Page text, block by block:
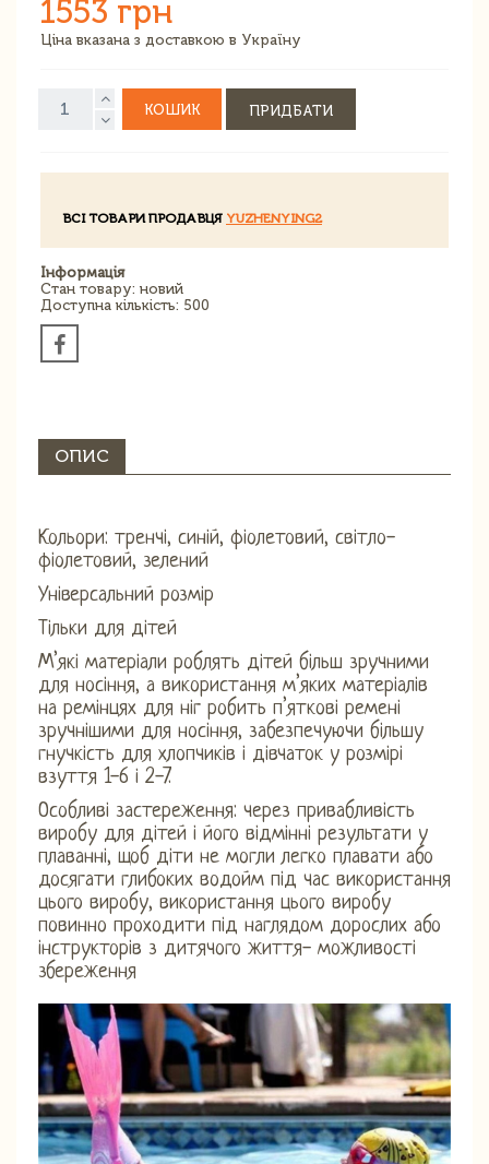
1553 грн
Ціна вказана з доставкою в Україну
КОШИК ПРИДБАТИ
ВСІ ТОВАРИ ПРОДАВЦЯ YUZHENYING2
Інформація
Стан товару: новий
Доступна кількість: 500
ОПИС
Кольори: тренчі, синій, фіолетовий, світло-
фіолетовий, зелений
Універсальний розмір
Тільки для дітей
М’які матеріали роблять дітей більш зручними
для носіння, а використання м’яких матеріалів
на ремінцях для ніг робить п’яткові ремені
зручнішими для носіння, забезпечуючи більшу
гнучкість для хлопчиків і дівчаток у розмірі
взуття 1-6 і 2-7.
Особливі застереження: через привабливість
виробу для дітей і його відмінні результати у
плаванні, щоб діти не могли легко плавати або
досягати глибоких водойм під час використання
цього виробу, використання цього виробу
повинно проходити під наглядом дорослих або
інструкторів з дитячого життя- можливості
збереження